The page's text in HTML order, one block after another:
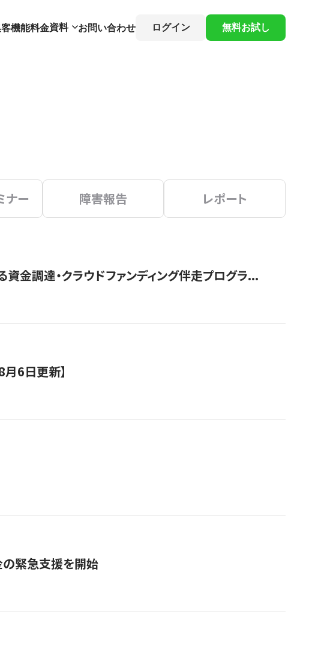
機能料金資料 お問い合わせ ログイン 無料お試し
ナー 障害報告 レポート
金調達・クラウドファンディング伴走プログラ...
6日更新】
の緊急支援を開始